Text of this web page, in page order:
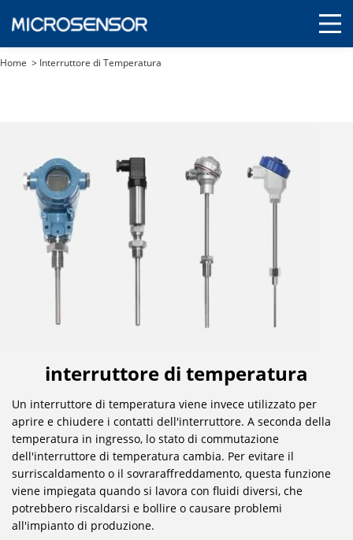
Home > Interruttore di Temperatura
interruttore di temperatura
Un interruttore di temperatura viene invece utilizzato per
aprire e chiudere i contatti dell'interruttore. A seconda della
temperatura in ingresso, lo stato di commutazione
dell'interruttore di temperatura cambia. Per evitare il
surriscaldamento o il sovraraffreddamento, questa funzione
viene impiegata quando si lavora con fluidi diversi, che
potrebbero riscaldarsi e bollire o causare problemi
all'impianto di produzione.